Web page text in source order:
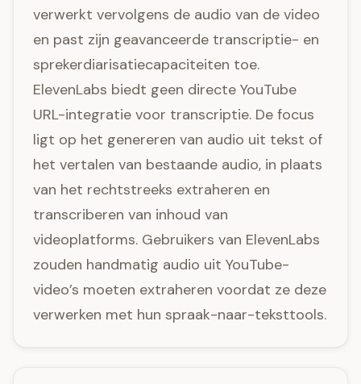
verwerkt vervolgens de audio van de video
en past zijn geavanceerde transcriptie- en
sprekerdiarisatiecapaciteiten toe.
ElevenLabs biedt geen directe YouTube
URL-integratie voor transcriptie. De focus
ligt op het genereren van audio uit tekst of
het vertalen van bestaande audio, in plaats
van het rechtstreeks extraheren en
transcriberen van inhoud van
videoplatforms. Gebruikers van ElevenLabs
zouden handmatig audio uit YouTube-
video’s moeten extraheren voordat ze deze
verwerken met hun spraak-naar-teksttools.